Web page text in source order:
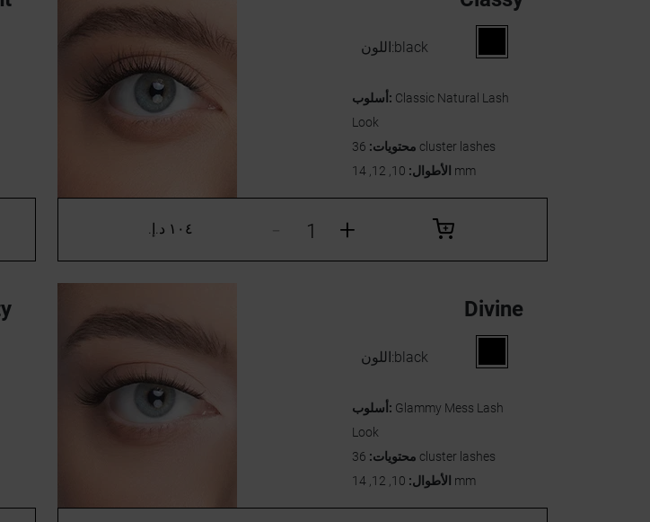
اللون:black
أسلوب: Classic Natural Lash
Look
محتويات: 36 cluster lashes
الأطوال: 10, 12, 14 mm
١٠٤ د.إ.‏ +
Divine
اللون:black
أسلوب: Glammy Mess Lash
Look
محتويات: 36 cluster lashes
الأطوال: 10, 12, 14 mm